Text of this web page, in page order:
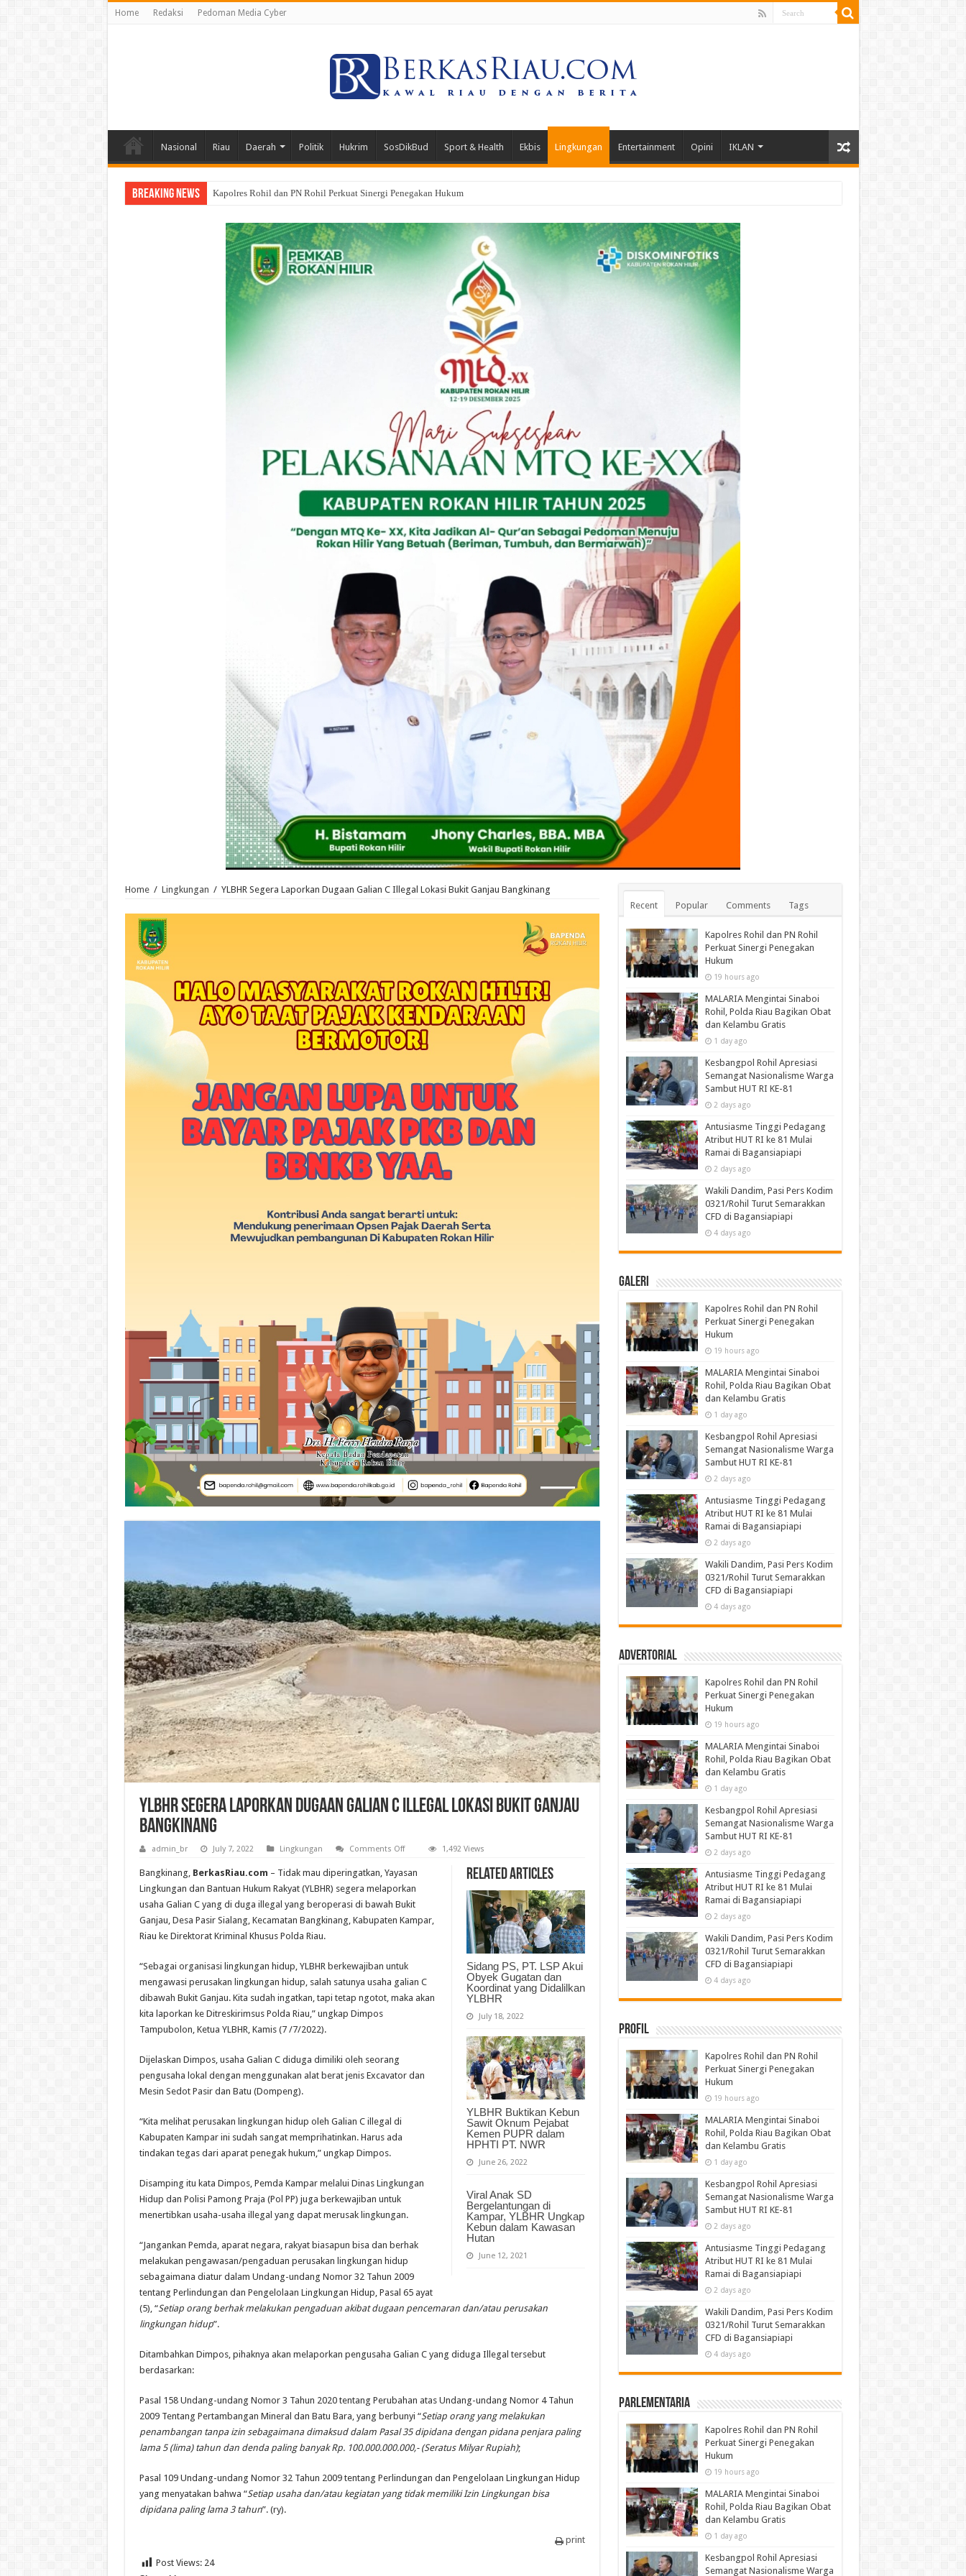
Home Redaksi Pedoman Media Cyber
Nasional Riau Daerah Politik Hukrim SosDikBud Sport & Health Ekbis Lingkungan Entertainment Opini IKLAN
Breaking News MALARIA Mengintai Sinaboi Rohil, Polda Riau Bagikan Obat dan Kelambu Gratis
Home / Lingkungan / YLBHR Segera Laporkan Dugaan Galian C Illegal Lokasi Bukit Ganjau Bangkinang
YLBHR Segera Laporkan Dugaan Galian C Illegal Lokasi Bukit Ganjau
Bangkinang
admin_br July 7, 2022 Lingkungan Comments Offon
Laporkan
Dugaan
C
Lokasi
1,492 Views
Related Articles
Sidang PS, PT. LSP Akui
Obyek Gugatan dan
Koordinat yang Didalilkan
YLBHR
July 18, 2022
YLBHR Buktikan Kebun
Sawit Oknum Pejabat
Kemen PUPR dalam
HPHTI PT. NWR
June 26, 2022
Viral Anak SD
Bergelantungan di
Kampar, YLBHR Ungkap
Kebun dalam Kawasan
Hutan
June 12, 2021
Bangkinang, BerkasRiau.com – Tidak mau diperingatkan, Yayasan
Lingkungan dan Bantuan Hukum Rakyat (YLBHR) segera melaporkan
usaha Galian C yang di duga illegal yang beroperasi di bawah Bukit
Ganjau, Desa Pasir Sialang, Kecamatan Bangkinang, Kabupaten Kampar,
Riau ke Direktorat Kriminal Khusus Polda Riau.
“Sebagai organisasi lingkungan hidup, YLBHR berkewajiban untuk
mengawasi perusakan lingkungan hidup, salah satunya usaha galian C
dibawah Bukit Ganjau. Kita sudah ingatkan, tapi tetap ngotot, maka akan
kita laporkan ke Ditreskirimsus Polda Riau,” ungkap Dimpos
Tampubolon, Ketua YLBHR, Kamis (7 /7/2022).
Dijelaskan Dimpos, usaha Galian C diduga dimiliki oleh seorang
pengusaha lokal dengan menggunakan alat berat jenis Excavator dan
Mesin Sedot Pasir dan Batu (Dompeng).
“Kita melihat perusakan lingkungan hidup oleh Galian C illegal di
Kabupaten Kampar ini sudah sangat memprihatinkan. Harus ada
tindakan tegas dari aparat penegak hukum,” ungkap Dimpos.
Disamping itu kata Dimpos, Pemda Kampar melalui Dinas Lingkungan
Hidup dan Polisi Pamong Praja (Pol PP) juga berkewajiban untuk
menertibkan usaha-usaha illegal yang dapat merusak lingkungan.
“Jangankan Pemda, aparat negara, rakyat biasapun bisa dan berhak
melakukan pengawasan/pengaduan perusakan lingkungan hidup
sebagaimana diatur dalam Undang-undang Nomor 32 Tahun 2009
tentang Perlindungan dan Pengelolaan Lingkungan Hidup, Pasal 65 ayat
(5), “Setiap orang berhak melakukan pengaduan akibat dugaan pencemaran dan/atau perusakan
lingkungan hidup”.
Ditambahkan Dimpos, pihaknya akan melaporkan pengusaha Galian C yang diduga Illegal tersebut
berdasarkan:
Pasal 158 Undang-undang Nomor 3 Tahun 2020 tentang Perubahan atas Undang-undang Nomor 4 Tahun
2009 Tentang Pertambangan Mineral dan Batu Bara, yang berbunyi “Setiap orang yang melakukan
penambangan tanpa izin sebagaimana dimaksud dalam Pasal 35 dipidana dengan pidana penjara paling
lama 5 (lima) tahun dan denda paling banyak Rp. 100.000.000.000,- (Seratus Milyar Rupiah);
Pasal 109 Undang-undang Nomor 32 Tahun 2009 tentang Perlindungan dan Pengelolaan Lingkungan Hidup
yang menyatakan bahwa “Setiap usaha dan/atau kegiatan yang tidak memiliki Izin Lingkungan bisa
dipidana paling lama 3 tahun”. (ry).
print
Post Views: 24
Recent Popular Comments Tags
Kapolres Rohil dan PN Rohil
Perkuat Sinergi Penegakan
Hukum
19 hours ago
MALARIA Mengintai Sinaboi
Rohil, Polda Riau Bagikan Obat
dan Kelambu Gratis
1 day ago
Kesbangpol Rohil Apresiasi
Semangat Nasionalisme Warga
Sambut HUT RI KE-81
2 days ago
Antusiasme Tinggi Pedagang
Atribut HUT RI ke 81 Mulai
Ramai di Bagansiapiapi
2 days ago
Wakili Dandim, Pasi Pers Kodim
0321/Rohil Turut Semarakkan
CFD di Bagansiapiapi
4 days ago
Galeri
Kapolres Rohil dan PN Rohil
Perkuat Sinergi Penegakan
Hukum
19 hours ago
MALARIA Mengintai Sinaboi
Rohil, Polda Riau Bagikan Obat
dan Kelambu Gratis
1 day ago
Kesbangpol Rohil Apresiasi
Semangat Nasionalisme Warga
Sambut HUT RI KE-81
2 days ago
Antusiasme Tinggi Pedagang
Atribut HUT RI ke 81 Mulai
Ramai di Bagansiapiapi
2 days ago
Wakili Dandim, Pasi Pers Kodim
0321/Rohil Turut Semarakkan
CFD di Bagansiapiapi
4 days ago
Advertorial
Kapolres Rohil dan PN Rohil
Perkuat Sinergi Penegakan
Hukum
19 hours ago
MALARIA Mengintai Sinaboi
Rohil, Polda Riau Bagikan Obat
dan Kelambu Gratis
1 day ago
Kesbangpol Rohil Apresiasi
Semangat Nasionalisme Warga
Sambut HUT RI KE-81
2 days ago
Antusiasme Tinggi Pedagang
Atribut HUT RI ke 81 Mulai
Ramai di Bagansiapiapi
2 days ago
Wakili Dandim, Pasi Pers Kodim
0321/Rohil Turut Semarakkan
CFD di Bagansiapiapi
4 days ago
Profil
Kapolres Rohil dan PN Rohil
Perkuat Sinergi Penegakan
Hukum
19 hours ago
MALARIA Mengintai Sinaboi
Rohil, Polda Riau Bagikan Obat
dan Kelambu Gratis
1 day ago
Kesbangpol Rohil Apresiasi
Semangat Nasionalisme Warga
Sambut HUT RI KE-81
2 days ago
Antusiasme Tinggi Pedagang
Atribut HUT RI ke 81 Mulai
Ramai di Bagansiapiapi
2 days ago
Wakili Dandim, Pasi Pers Kodim
0321/Rohil Turut Semarakkan
CFD di Bagansiapiapi
4 days ago
Parlementaria
Kapolres Rohil dan PN Rohil
Perkuat Sinergi Penegakan
Hukum
19 hours ago
MALARIA Mengintai Sinaboi
Rohil, Polda Riau Bagikan Obat
dan Kelambu Gratis
1 day ago
Kesbangpol Rohil Apresiasi
Semangat Nasionalisme Warga